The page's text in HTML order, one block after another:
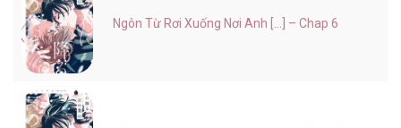
Ngôn Từ Rơi Xuống Nơi Anh [...] – Chap 6